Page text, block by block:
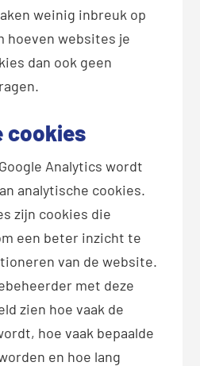
weinig inbreuk op
hoeven websites je
dan ook geen
cookies
Analytics wordt
analytische cookies.
zijn cookies die
een beter inzicht te
van de website.
met deze
zien hoe vaak de
hoe vaak bepaalde
en hoe lang